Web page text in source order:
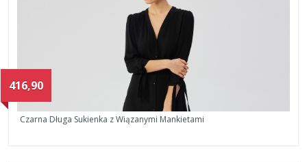
416,90
Czarna Długa Sukienka z Wiązanymi Mankietami